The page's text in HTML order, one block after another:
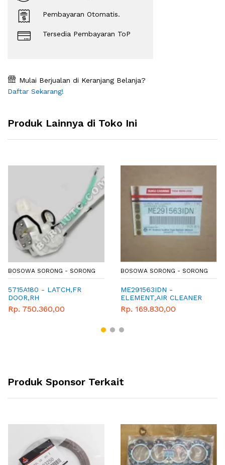
Pembayaran Otomatis.
Tersedia Pembayaran ToP
Mulai Berjualan di Keranjang Belanja?
Daftar Sekarang!
Produk Lainnya di Toko Ini
BOSOWA SORONG - SORONG
5715A180 - LATCH,FR
DOOR,RH
Rp. 750.360,00
BOSOWA SORONG - SORONG
ME291563IDN -
ELEMENT,AIR CLEANER
INR
Rp. 169.830,00
Produk Sponsor Terkait